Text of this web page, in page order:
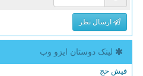
ارسال نظر
لینک دوستان ایزو وب
فیش حج